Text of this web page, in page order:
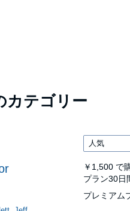
カテゴリー
￥1,500 で
プラン30日
プレミアム